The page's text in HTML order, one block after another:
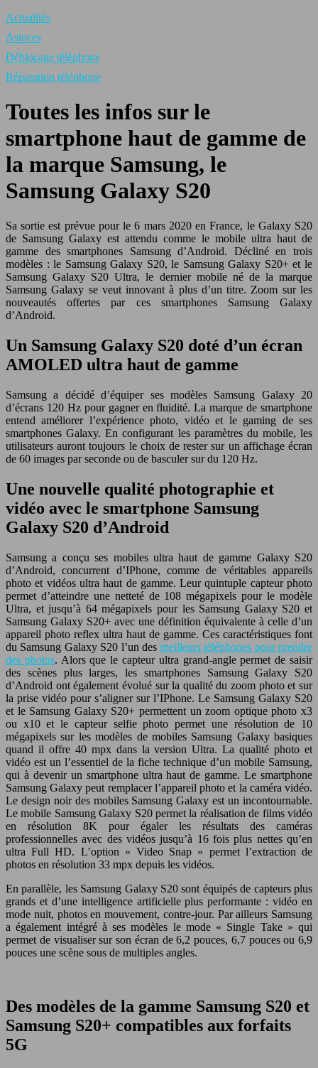
Actualités
Astuces
Déblocage téléphone
Réparation téléphone
Toutes les infos sur le
smartphone haut de gamme de
la marque Samsung, le
Samsung Galaxy S20
Sa sortie est prévue pour le 6 mars 2020 en France, le Galaxy S20
de Samsung Galaxy est attendu comme le mobile ultra haut de
gamme des smartphones Samsung d’Android. Décliné en trois
modèles : le Samsung Galaxy S20, le Samsung Galaxy S20+ et le
Samsung Galaxy S20 Ultra, le dernier mobile né de la marque
Samsung Galaxy se veut innovant à plus d’un titre. Zoom sur les
nouveautés offertes par ces smartphones Samsung Galaxy
d’Android.
Un Samsung Galaxy S20 doté d’un écran
AMOLED ultra haut de gamme
Samsung a décidé d’équiper ses modèles Samsung Galaxy 20
d’écrans 120 Hz pour gagner en fluidité. La marque de smartphone
entend améliorer l’expérience photo, vidéo et le gaming de ses
smartphones Galaxy. En configurant les paramètres du mobile, les
utilisateurs auront toujours le choix de rester sur un affichage écran
de 60 images par seconde ou de basculer sur du 120 Hz.
Une nouvelle qualité photographie et
vidéo avec le smartphone Samsung
Galaxy S20 d’Android
Samsung a conçu ses mobiles ultra haut de gamme Galaxy S20
d’Android, concurrent d’IPhone, comme de véritables appareils
photo et vidéos ultra haut de gamme. Leur quintuple capteur photo
permet d’atteindre une netteté de 108 mégapixels pour le modèle
Ultra, et jusqu’à 64 mégapixels pour les Samsung Galaxy S20 et
Samsung Galaxy S20+ avec une définition équivalente à celle d’un
appareil photo reflex ultra haut de gamme. Ces caractéristiques font
du Samsung Galaxy S20 l’un des meilleurs téléphones pour prendre
des photos. Alors que le capteur ultra grand-angle permet de saisir
des scènes plus larges, les smartphones Samsung Galaxy S20
d’Android ont également évolué sur la qualité du zoom photo et sur
la prise vidéo pour s’aligner sur l’IPhone. Le Samsung Galaxy S20
et le Samsung Galaxy S20+ permettent un zoom optique photo x3
ou x10 et le capteur selfie photo permet une résolution de 10
mégapixels sur les modèles de mobiles Samsung Galaxy basiques
quand il offre 40 mpx dans la version Ultra. La qualité photo et
vidéo est un l’essentiel de la fiche technique d’un mobile Samsung,
qui à devenir un smartphone ultra haut de gamme. Le smartphone
Samsung Galaxy peut remplacer l’appareil photo et la caméra vidéo.
Le design noir des mobiles Samsung Galaxy est un incontournable.
Le mobile Samsung Galaxy S20 permet la réalisation de films vidéo
en résolution 8K pour égaler les résultats des caméras
professionnelles avec des vidéos jusqu’à 16 fois plus nettes qu’en
ultra Full HD. L’option « Video Snap » permet l’extraction de
photos en résolution 33 mpx depuis les vidéos.
En parallèle, les Samsung Galaxy S20 sont équipés de capteurs plus
grands et d’une intelligence artificielle plus performante : vidéo en
mode nuit, photos en mouvement, contre-jour. Par ailleurs Samsung
a également intégré à ses modèles le mode « Single Take » qui
permet de visualiser sur son écran de 6,2 pouces, 6,7 pouces ou 6,9
pouces une scène sous de multiples angles.
Des modèles de la gamme Samsung S20 et
Samsung S20+ compatibles aux forfaits
5G